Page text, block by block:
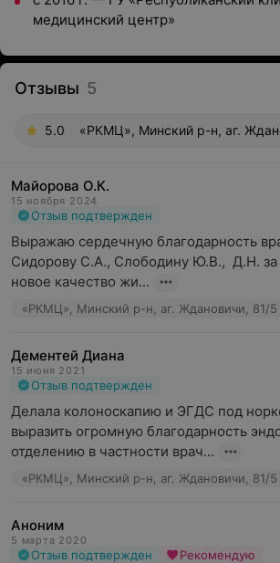
медицинский центр»
Отзывы 5
5.0 «РКМЦ», Минский р-н, аг.
Майорова О.К.
15 ноября 2024
Отзыв подтвержден
Выражаю сердечную благодарность
Сидорову С.А., Слободину Ю.В.,  Д.Н. за
новое качество жи...
«РКМЦ», Минский р-н, аг. Ждановичи, 81/5
Дементей Диана
15 июня 2021
Отзыв подтвержден
Делала колоноскапию и ЭГДС под
выразить огромную благодарность
отделению в частности врач...
«РКМЦ», Минский р-н, аг. Ждановичи, 81/5
Аноним
5 марта 2020
Отзыв подтвержден Рекомендую